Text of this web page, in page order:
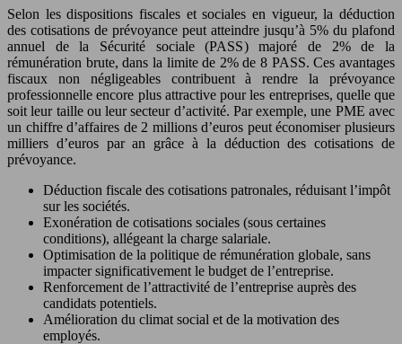
Selon les dispositions fiscales et sociales en vigueur, la déduction
des cotisations de prévoyance peut atteindre jusqu’à 5% du plafond
annuel de la Sécurité sociale (PASS) majoré de 2% de la
rémunération brute, dans la limite de 2% de 8 PASS. Ces avantages
fiscaux non négligeables contribuent à rendre la prévoyance
professionnelle encore plus attractive pour les entreprises, quelle que
soit leur taille ou leur secteur d’activité. Par exemple, une PME avec
un chiffre d’affaires de 2 millions d’euros peut économiser plusieurs
milliers d’euros par an grâce à la déduction des cotisations de
prévoyance.
Déduction fiscale des cotisations patronales, réduisant l’impôt
sur les sociétés.
Exonération de cotisations sociales (sous certaines
conditions), allégeant la charge salariale.
Optimisation de la politique de rémunération globale, sans
impacter significativement le budget de l’entreprise.
Renforcement de l’attractivité de l’entreprise auprès des
candidats potentiels.
Amélioration du climat social et de la motivation des
employés.